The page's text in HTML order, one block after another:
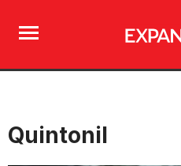
Quintonil